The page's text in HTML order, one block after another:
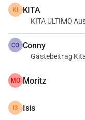
KI KITA
KITA ULTIMO
CO Conny
Gästebeitrag
MO Moritz
IS Isis